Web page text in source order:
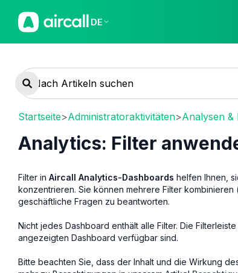
DE
Startseite>Administratoraktivitäten>Analysen
Analytics: Filter
Filter in Aircall Analytics-Dashboards helfen Ihnen,
konzentrieren. Sie können mehrere Filter
geschäftliche Fragen zu beantworten.
Nicht jedes Dashboard enthält alle Filter. Die
angezeigten Dashboard verfügbar sind.
Bitte beachten Sie, dass der Inhalt und die Wirkung